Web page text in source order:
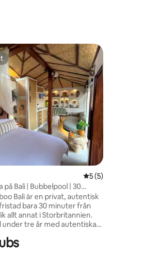
betyg, 36 omdömen
5 av 5 i
5 (5)
på Bali | Bubbelpool | 30
London
Bali är en privat, autentisk
bara 30 minuter från
allt annat i Storbritannien.
under tre år med autentiska
Dess